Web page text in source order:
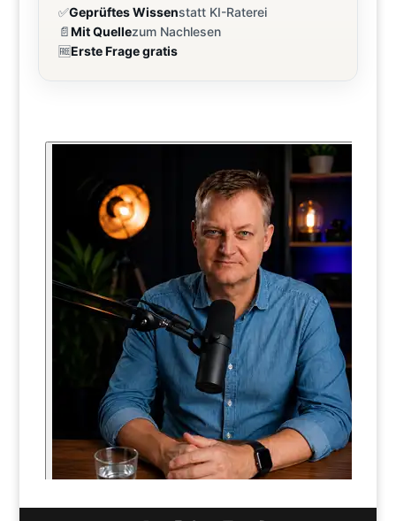
✅Geprüftes Wissenstatt KI-Raterei
📄Mit Quellezum Nachlesen
🆓Erste Frage gratis